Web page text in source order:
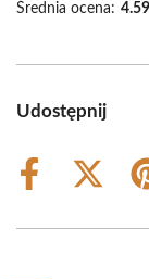
Średnia ocena: 4.59
Udostępnij
Share
Share
(Twitter)